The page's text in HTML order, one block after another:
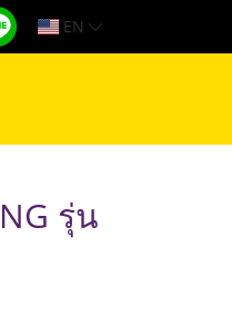
EN
รุ่น